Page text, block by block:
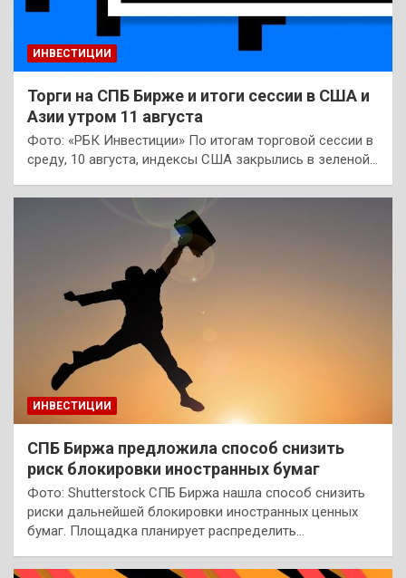
ИНВЕСТИЦИИ
Торги на СПБ Бирже и итоги сессии в США и
Азии утром 11 августа
Фото: «РБК Инвестиции» По итогам торговой сессии в
среду, 10 августа, индексы США закрылись в зеленой…
ИНВЕСТИЦИИ
СПБ Биржа предложила способ снизить
риск блокировки иностранных бумаг
Фото: Shutterstock СПБ Биржа нашла способ снизить
риски дальнейшей блокировки иностранных ценных
бумаг. Площадка планирует распределить…